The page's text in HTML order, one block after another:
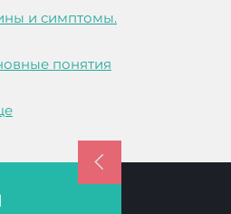
и симптомы.
понятия